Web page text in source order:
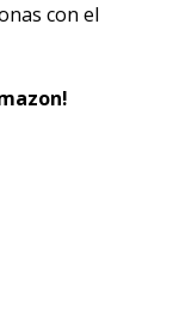
con el